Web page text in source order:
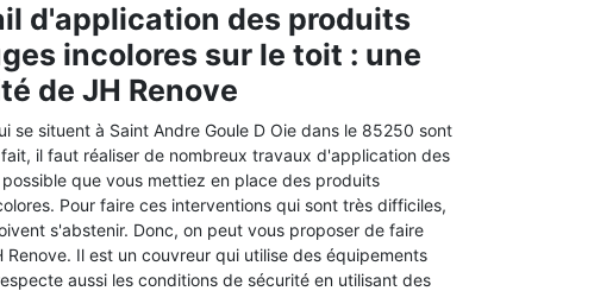
d'application des produits
incolores sur le toit : une
de JH Renove
se situent à Saint Andre Goule D Oie dans le 85250 sont
il faut réaliser de nombreux travaux d'application des
que vous mettiez en place des produits
Pour faire ces interventions qui sont très difficiles,
s'abstenir. Donc, on peut vous proposer de faire
Renove. Il est un couvreur qui utilise des équipements
aussi les conditions de sécurité en utilisant des